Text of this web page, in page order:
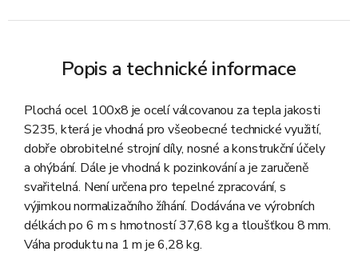
Popis a technické informace
Plochá ocel 100x8 je ocelí válcovanou za tepla jakosti
S235, která je vhodná pro všeobecné technické využití,
dobře obrobitelné strojní díly, nosné a konstrukční účely
a ohýbání. Dále je vhodná k pozinkování a je zaručeně
svařitelná. Není určena pro tepelné zpracování, s
výjimkou normalizačního žíhání. Dodávána ve výrobních
délkách po 6 m s hmotností 37,68 kg a tloušťkou 8 mm.
Váha produktu na 1 m je 6,28 kg.